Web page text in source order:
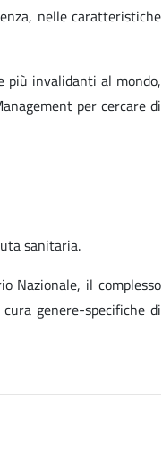
nelle caratteristiche
più invalidanti al mondo,
per cercare di
sanitaria.
Nazionale, il complesso
genere-specifiche di